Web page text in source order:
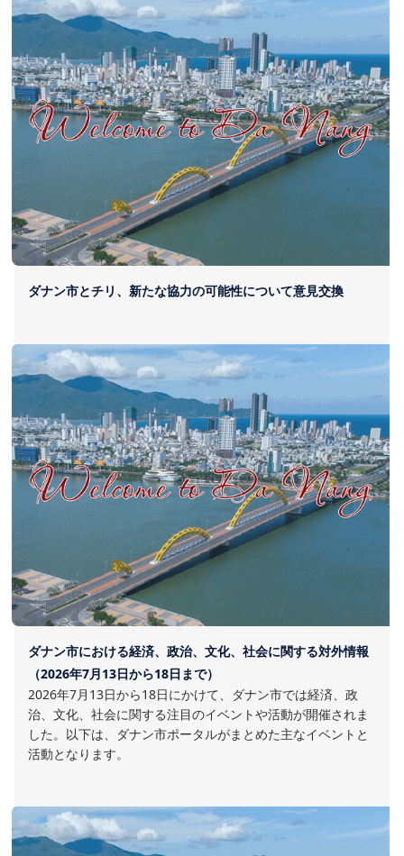
ともに、今後もダナン市とフランスの地方自治体、企業、関
係機関との協力関係をさらに拡大するための架け橋としての
役割を果たすよう期待を示しました。
ダナン市とチリ、新たな協力の可能性について意見交換
ダナン市における経済、政治、文化、社会に関する対外情報
（2026年7月13日から18日まで）
2026年7月13日から18日にかけて、ダナン市では経済、政
治、文化、社会に関する注目のイベントや活動が開催されま
した。以下は、ダナン市ポータルがまとめた主なイベントと
活動となります。